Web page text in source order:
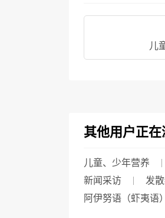
儿
其他用户正在
儿童、少年营养
新闻采访
发
阿伊努语（虾夷语）